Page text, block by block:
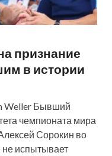
признание
в истории
Weller Бывший
чемпионата мира
Сорокин во
не испытывает